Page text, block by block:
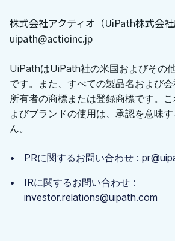
株式会社アクティオ（UiPath株式会社
uipath@actioinc.jp
UiPathはUiPath社の米国およびその
です。また、すべての製品名および
所有者の商標または登録商標です。
よびブランドの使用は、承認を意味
ん。
PRに関するお問い合わせ :
IRに関するお問い合わせ :
investor.relations@uipath.com